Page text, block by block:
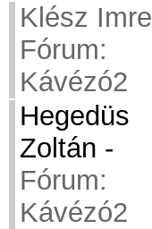
Klész Imre
Fórum:
Kávézó2
Hegedüs
Zoltán -
Fórum:
Kávézó2